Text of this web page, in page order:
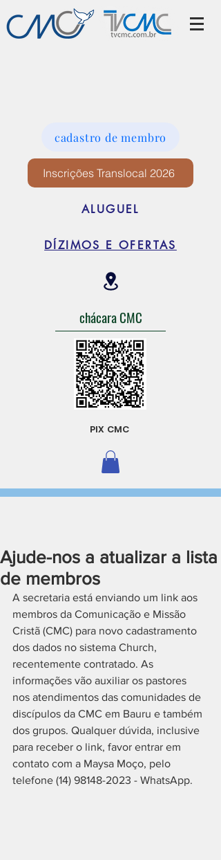
cadastro de membro
Inscrições Translocal 2026
ALUGUEL
DÍZIMOS E OFERTAS
chácara CMC
PIX CMC
Ajude-nos a atualizar a lista
de membros
A secretaria está enviando um link aos
membros da Comunicação e Missão
Cristã (CMC) para novo cadastramento
dos dados no sistema Church,
recentemente contratado. As
informações vão auxiliar os pastores
nos atendimentos das comunidades de
discípulos da CMC em Bauru e também
dos grupos. Qualquer dúvida, inclusive
para receber o link, favor entrar em
contato com a Maysa Moço, pelo
telefone (14) 98148-2023 - WhatsApp.